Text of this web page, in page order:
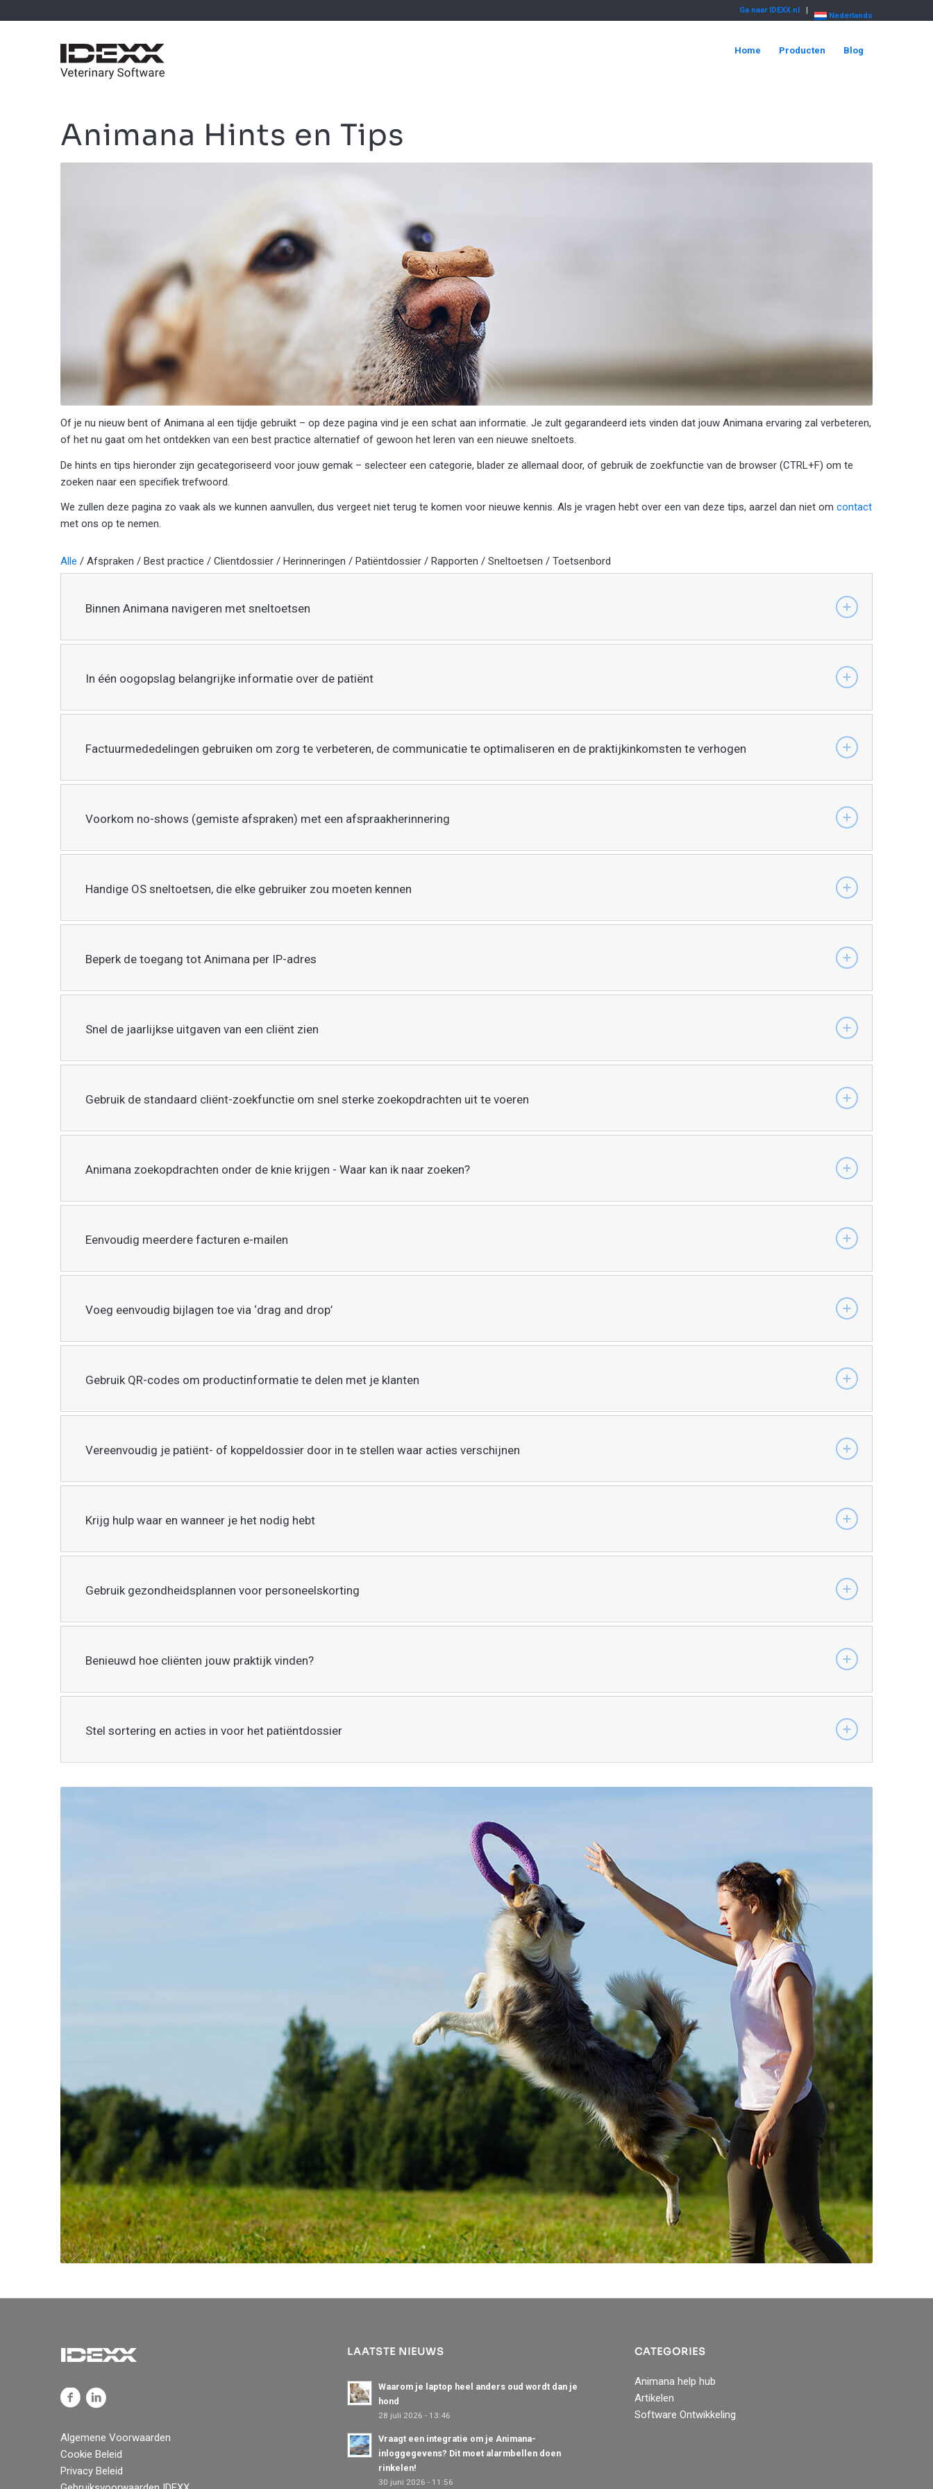
Ga naar IDEXX.nl
Nederlands
Home Producten Blog
Animana Hints en Tips
Of je nu nieuw bent of Animana al een tijdje gebruikt – op deze pagina vind je een schat aan informatie. Je zult gegarandeerd iets vinden dat jouw Animana ervaring zal verbeteren,
of het nu gaat om het ontdekken van een best practice alternatief of gewoon het leren van een nieuwe sneltoets.
De hints en tips hieronder zijn gecategoriseerd voor jouw gemak – selecteer een categorie, blader ze allemaal door, of gebruik de zoekfunctie van de browser (CTRL+F) om te
zoeken naar een specifiek trefwoord.
We zullen deze pagina zo vaak als we kunnen aanvullen, dus vergeet niet terug te komen voor nieuwe kennis. Als je vragen hebt over een van deze tips, aarzel dan niet om contact
met ons op te nemen.
Alle / Afspraken / Best practice / Clientdossier / Herinneringen / Patiëntdossier / Rapporten / Sneltoetsen / Toetsenbord
Binnen Animana navigeren met sneltoetsen
In één oogopslag belangrijke informatie over de patiënt
Factuurmededelingen gebruiken om zorg te verbeteren, de communicatie te optimaliseren en de praktijkinkomsten te verhogen
Voorkom no-shows (gemiste afspraken) met een afspraakherinnering
Handige OS sneltoetsen, die elke gebruiker zou moeten kennen
Beperk de toegang tot Animana per IP-adres
Snel de jaarlijkse uitgaven van een cliënt zien
Gebruik de standaard cliënt-zoekfunctie om snel sterke zoekopdrachten uit te voeren
Animana zoekopdrachten onder de knie krijgen - Waar kan ik naar zoeken?
Eenvoudig meerdere facturen e-mailen
Voeg eenvoudig bijlagen toe via ‘drag and drop’
Gebruik QR-codes om productinformatie te delen met je klanten
Vereenvoudig je patiënt- of koppeldossier door in te stellen waar acties verschijnen
Krijg hulp waar en wanneer je het nodig hebt
Gebruik gezondheidsplannen voor personeelskorting
Benieuwd hoe cliënten jouw praktijk vinden?
Stel sortering en acties in voor het patiëntdossier
Algemene Voorwaarden
Cookie Beleid
Privacy Beleid
LAATSTE NIEUWS
Waarom je laptop heel anders oud wordt dan je
hond
28 juli 2026 - 13:46
Vraagt een integratie om je Animana-
inloggegevens? Dit moet alarmbellen doen
rinkelen!
30 juni 2026 - 11:56
CATEGORIES
Animana help hub
Artikelen
Software Ontwikkeling